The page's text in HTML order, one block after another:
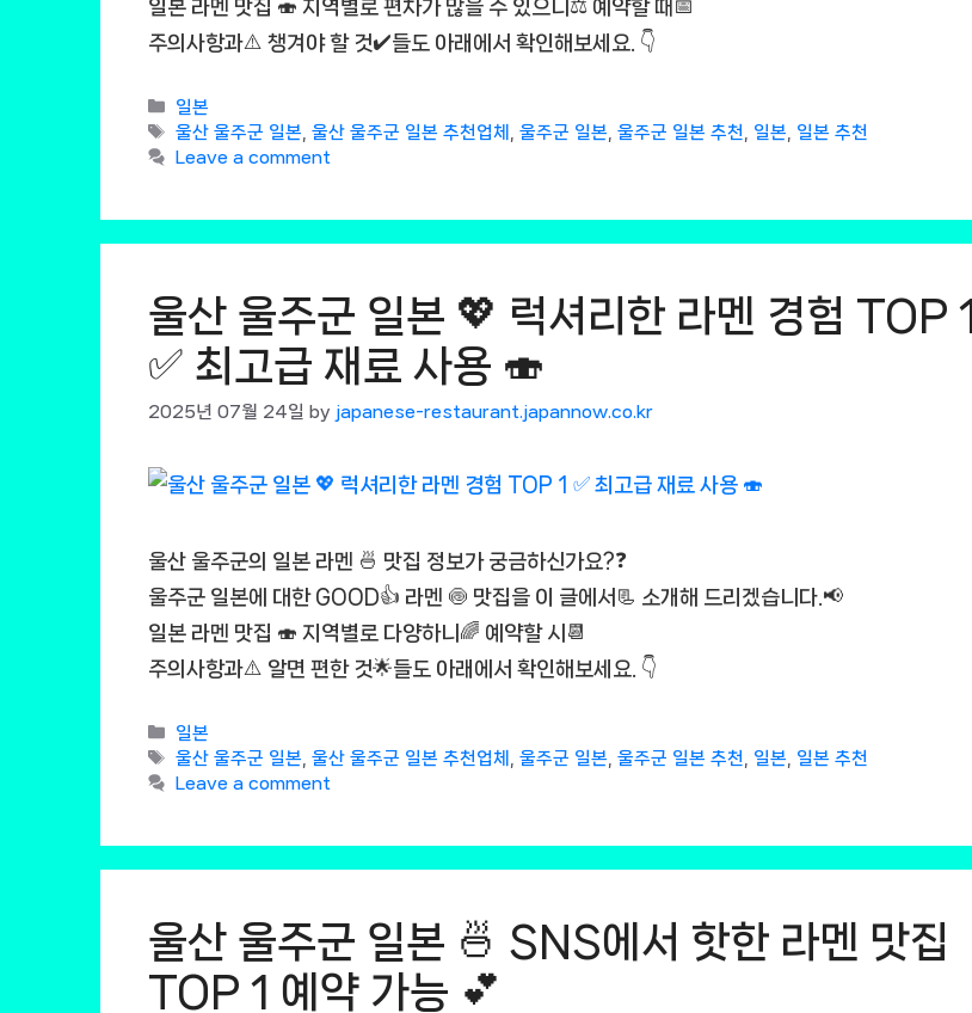
일본 라멘 맛집 🍣 지역별로 편차가 많을 수 있으니⚖️ 예약할 때📅
주의사항과⚠️ 챙겨야 할 것✔️들도 아래에서 확인해보세요. 👇
Categories
일본
Tags
울산 울주군 일본,울산 울주군 일본 추천업체 ,울주군 일본,울주군 일본 추천, 일본, 일본 추천
Leave a comment
울산 울주군 일본 💖 럭셔리한 라멘 경험 TOP 1
✅ 최고급 재료 사용 🍣
2025년 07월 24일 by japanese-restaurant.japannow.co.kr
울산 울주군의 일본 라멘 🍜 맛집 정보가 궁금하신가요?❓
울주군 일본에 대한 GOOD👍 라멘 🍥 맛집을 이 글에서📃 소개해 드리겠습니다.📢
일본 라멘 맛집 🍣 지역별로 다양하니🌈 예약할 시📆
주의사항과⚠️ 알면 편한 것🌟들도 아래에서 확인해보세요. 👇
Categories
일본
Tags
울산 울주군 일본,울산 울주군 일본 추천업체 ,울주군 일본,울주군 일본 추천, 일본, 일본 추천
Leave a comment
울산 울주군 일본 🍜 SNS에서 핫한 라멘 맛집
TOP 1 예약 가능 💕